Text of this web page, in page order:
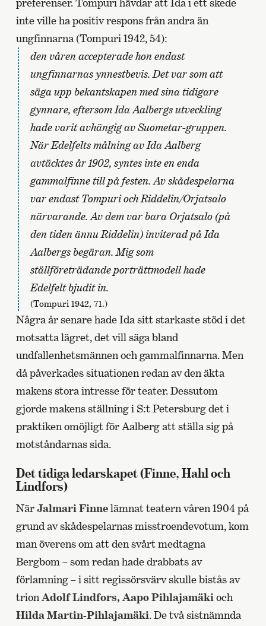
preferenser. Tompuri hävdar att Ida i ett skede
inte ville ha positiv respons från andra än
ungfinnarna (Tompuri 1942, 54):
den våren accepterade hon endast
ungfinnarnas ynnestbevis. Det var som att
säga upp bekantskapen med sina tidigare
gynnare, eftersom Ida Aalbergs utveckling
hade varit avhängig av Suometar-gruppen.
När Edelfelts målning av Ida Aalberg
avtäcktes år 1902, syntes inte en enda
gammalfinne till på festen. Av skådespelarna
var endast Tompuri och Riddelin/Orjatsalo
närvarande. Av dem var bara Orjatsalo (på
den tiden ännu Riddelin) inviterad på Ida
Aalbergs begäran. Mig som
ställföreträdande porträttmodell hade
Edelfelt bjudit in.
(Tompuri 1942, 71.)
Några år senare hade Ida sitt starkaste stöd i det
motsatta lägret, det vill säga bland
undfallenhetsmännen och gammalfinnarna. Men
då påverkades situationen redan av den äkta
makens stora intresse för teater. Dessutom
gjorde makens ställning i S:t Petersburg det i
praktiken omöjligt för Aalberg att ställa sig på
motståndarnas sida.
Det tidiga ledarskapet (Finne, Hahl och
Lindfors)
NärJalmari Finnelämnat teatern våren 1904 på
grund av skådespelarnas misstroendevotum, kom
man överens om att den svårt medtagna
Bergbom – som redan hade drabbats av
förlamning – i sitt regissörsvärv skulle bistås av
trion Adolf Lindfors, Aapo Pihlajamäki och
Hilda Martin-Pihlajamäki. De två sistnämnda